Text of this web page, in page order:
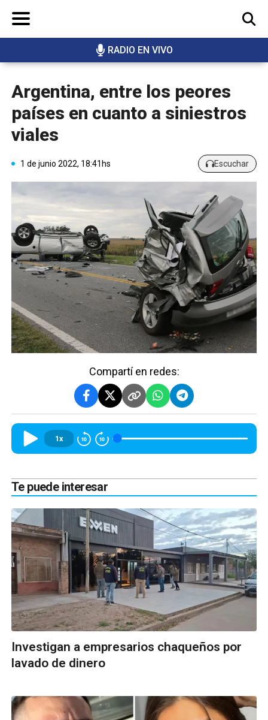
RADIO EN VIVO
BUSCAR
Argentina, entre los peores
países en cuanto a siniestros
viales
1 de junio 2022, 18:41hs Escuchar
Compartí en redes:
1x
Te puede interesar
Investigan a empresarios chaqueños por
lavado de dinero